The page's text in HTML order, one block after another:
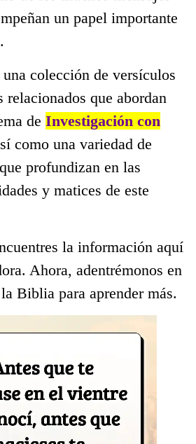
un papel importante
colección de versículos
que abordan
de Investigación con
como una variedad de
profundizan en las
y matices de este
la información aquí
Ahora, adentrémonos en
Biblia para aprender más.